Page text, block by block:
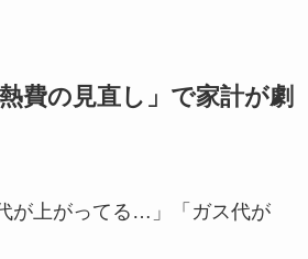
費の見直し」で家計が劇
が上がってる…」「ガス代が